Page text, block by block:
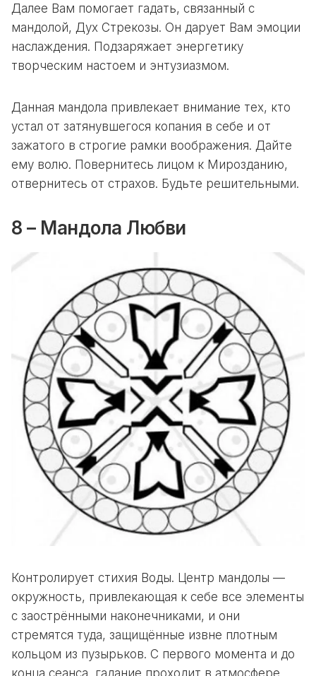
Далее Вам помогает гадать, связанный с
мандолой, Дух Стрекозы. Он дарует Вам эмоции
наслаждения. Подзаряжает энергетику
творческим настоем и энтузиазмом.
Данная мандола привлекает внимание тех, кто
устал от затянувшегося копания в себе и от
зажатого в строгие рамки воображения. Дайте
ему волю. Повернитесь лицом к Мирозданию,
отвернитесь от страхов. Будьте решительными.
8 – Мандола Любви
Контролирует стихия Воды. Центр мандолы —
окружность, привлекающая к себе все элементы
с заострёнными наконечниками, и они
стремятся туда, защищённые извне плотным
кольцом из пузырьков. С первого момента и до
конца сеанса, гадание проходит в атмосфере,